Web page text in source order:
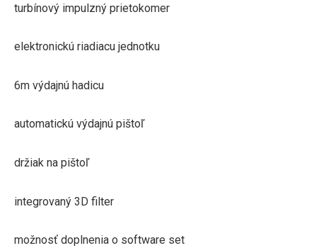
turbínový impulzný prietokomer
elektronickú riadiacu jednotku
6m výdajnú hadicu
automatickú výdajnú pištoľ
držiak na pištoľ
integrovaný 3D filter
možnosť doplnenia o software set